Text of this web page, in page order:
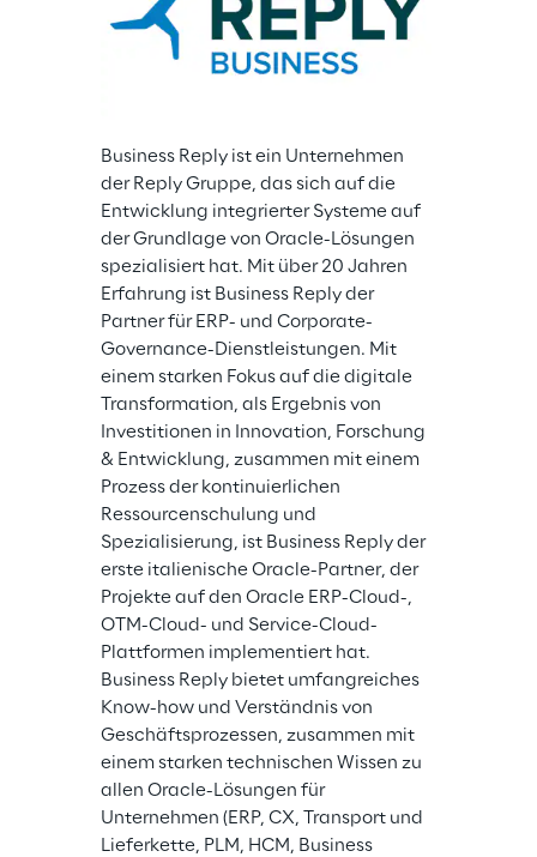
Business Reply ist ein Unternehmen
der Reply Gruppe, das sich auf die
Entwicklung integrierter Systeme auf
der Grundlage von Oracle-Lösungen
spezialisiert hat. Mit über 20 Jahren
Erfahrung ist Business Reply der
Partner für ERP- und Corporate-
Governance-Dienstleistungen. Mit
einem starken Fokus auf die digitale
Transformation, als Ergebnis von
Investitionen in Innovation, Forschung
& Entwicklung, zusammen mit einem
Prozess der kontinuierlichen
Ressourcenschulung und
Spezialisierung, ist Business Reply der
erste italienische Oracle-Partner, der
Projekte auf den Oracle ERP-Cloud-,
OTM-Cloud- und Service-Cloud-
Plattformen implementiert hat.
Business Reply bietet umfangreiches
Know-how und Verständnis von
Geschäftsprozessen, zusammen mit
einem starken technischen Wissen zu
allen Oracle-Lösungen für
Unternehmen (ERP, CX, Transport und
Lieferkette, PLM, HCM, Business